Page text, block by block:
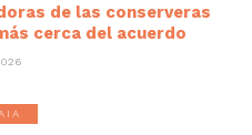
de las conserveras
cerca del acuerdo